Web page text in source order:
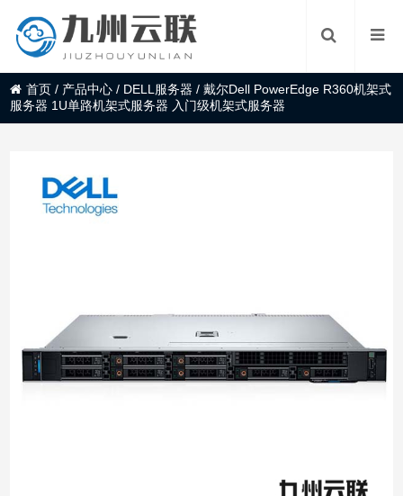
首页 / 产品中心 / DELL服务器 /戴尔Dell PowerEdge R360机架式
服务器 1U单路机架式服务器 入门级机架式服务器